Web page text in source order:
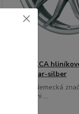
RIAL LUCCA
ET39 polar-silber
Kvalitná Nemecká
certifikátmi ...